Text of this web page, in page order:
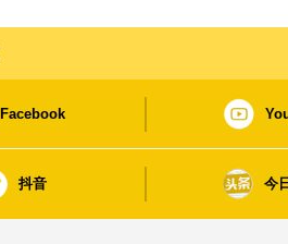
Facebook
抖音 今